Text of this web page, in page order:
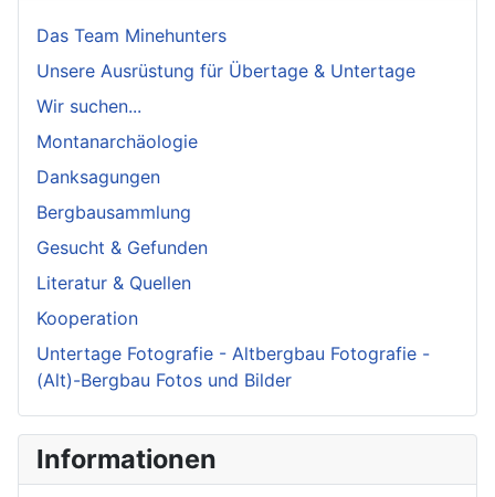
Das Team Minehunters
Unsere Ausrüstung für Übertage & Untertage
Wir suchen...
Montanarchäologie
Danksagungen
Bergbausammlung
Gesucht & Gefunden
Literatur & Quellen
Kooperation
Untertage Fotografie - Altbergbau Fotografie -
(Alt)-Bergbau Fotos und Bilder
Informationen